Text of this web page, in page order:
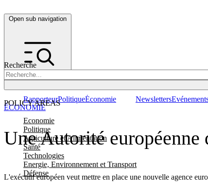
Open sub navigation
Recherche
POLICY AREAS
Economie
Politique
Agriculture et Alimentation
Santé
Technologies
Energie, Environnement et Transport
Défense
RapporteurPolitiqueÉconomie Newsletters
Une Autorité
L'exécutif européen veut mettre en place une nouvelle agence
ÉCONOMIE